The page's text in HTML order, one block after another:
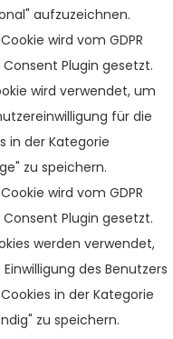
aufzuzeichnen.
wird vom GDPR
Consent Plugin gesetzt.
wird verwendet, um
für die
in der Kategorie
zu speichern.
wird vom GDPR
Consent Plugin gesetzt.
werden verwendet,
des Benutzers
in der Kategorie
zu speichern.